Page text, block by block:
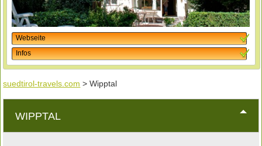
Webseite
Infos
suedtirol-travels.com > Wipptal
WIPPTAL